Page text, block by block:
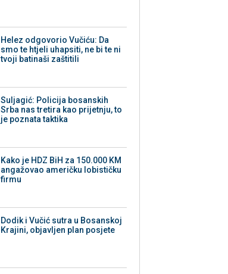
Helez odgovorio Vučiću: Da
smo te htjeli uhapsiti, ne bi te ni
tvoji batinaši zaštitili
Suljagić: Policija bosanskih
Srba nas tretira kao prijetnju, to
je poznata taktika
Kako je HDZ BiH za 150.000 KM
angažovao američku lobističku
firmu
Dodik i Vučić sutra u Bosanskoj
Krajini, objavljen plan posjete